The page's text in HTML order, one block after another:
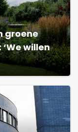
groene
willen